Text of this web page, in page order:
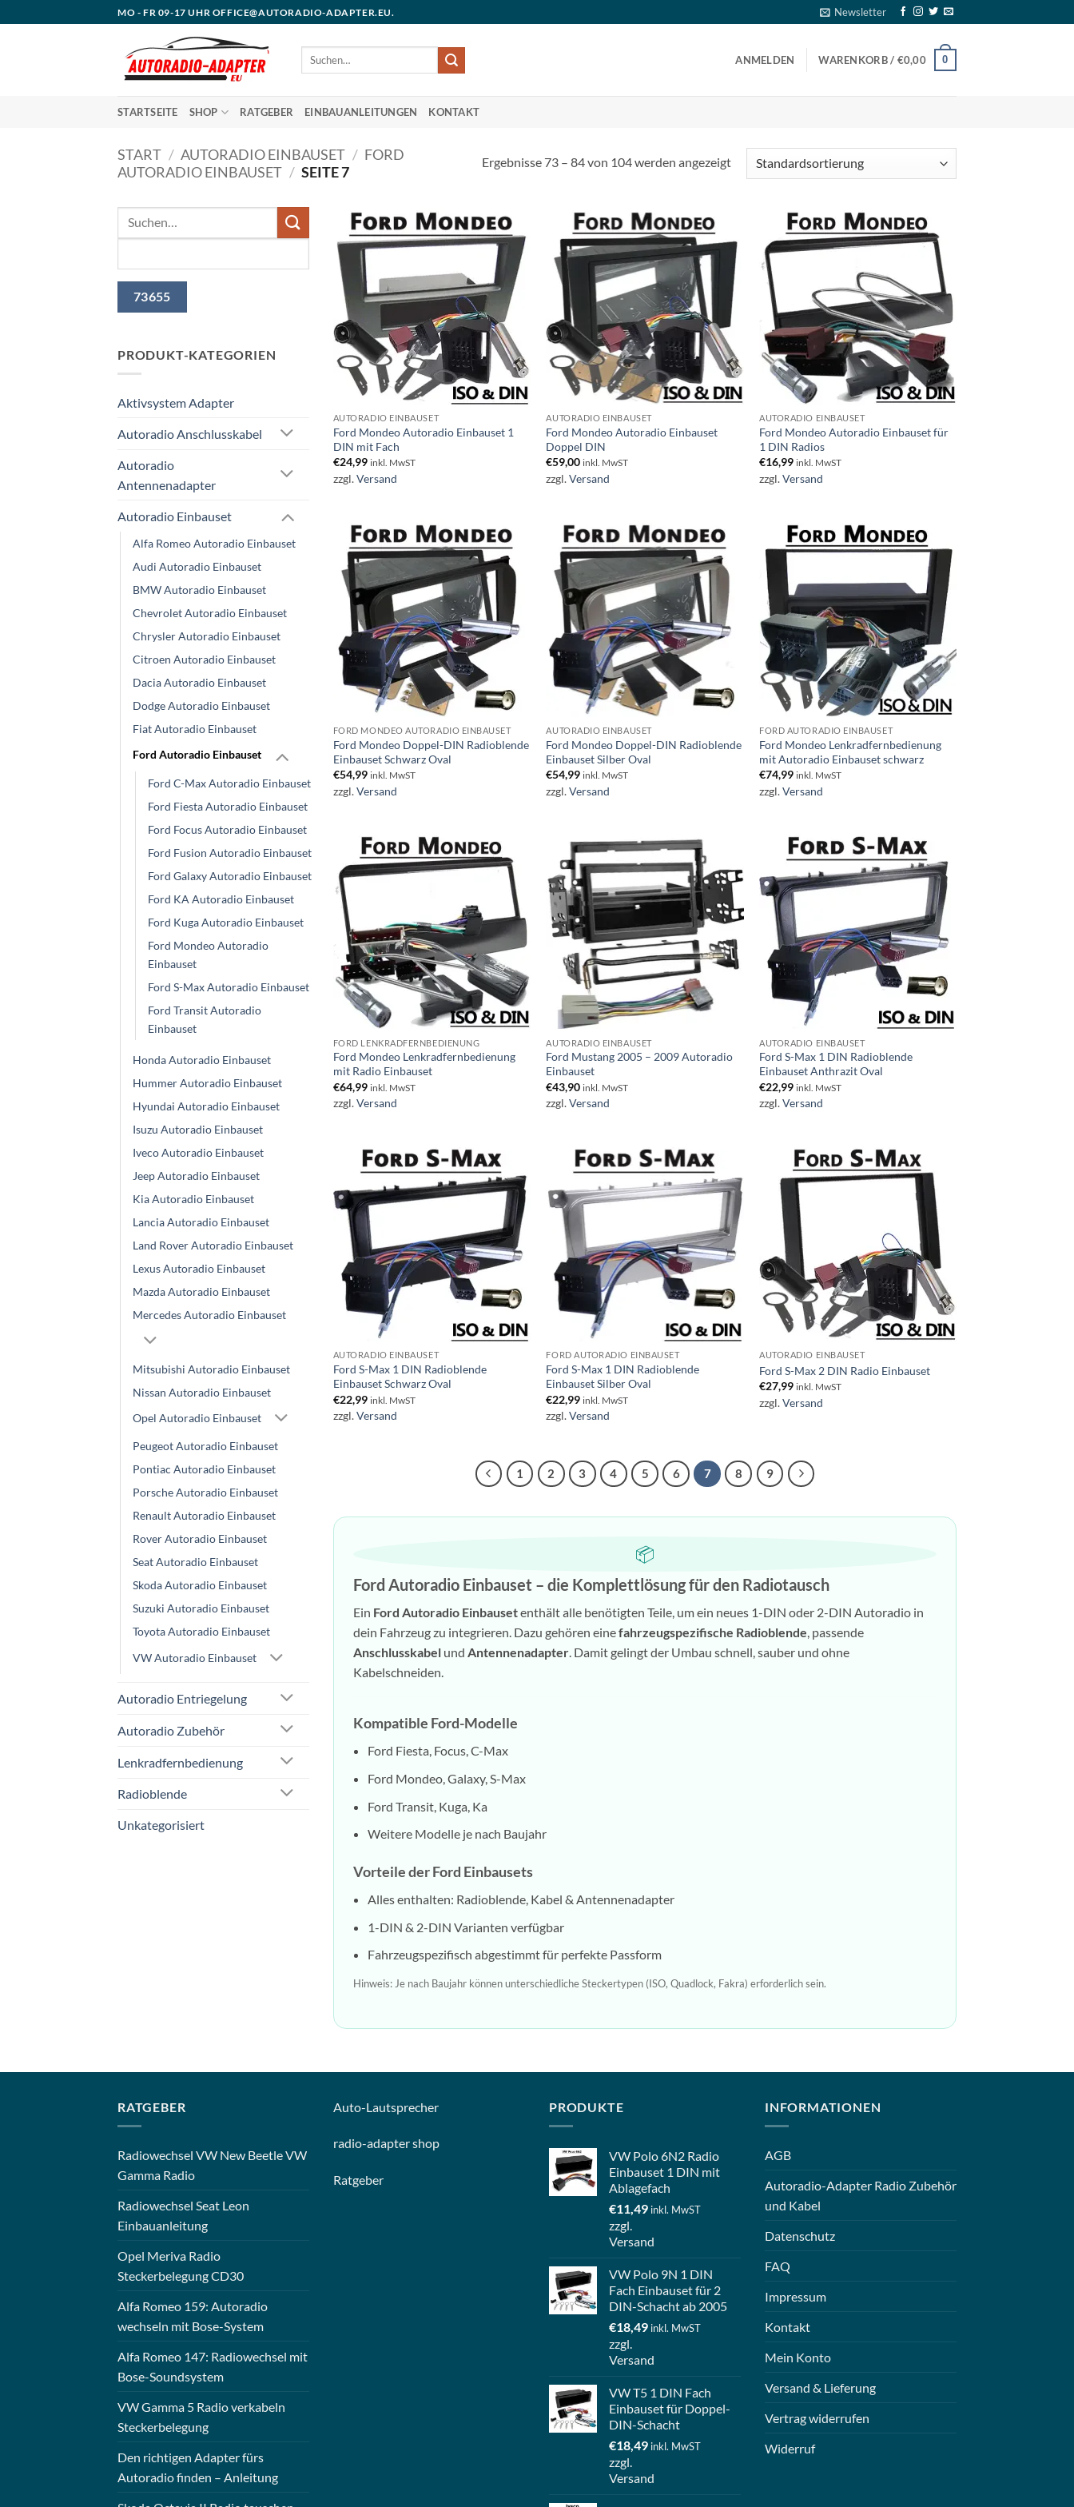
Inhalt
MO - FR 09-17 UHR OFFICE@AUTORADIO-ADAPTER.EU. Newsletter
Suchen
ANMELDEN WARENKORB / €0,00 0
STARTSEITE SHOP RATGEBER EINBAUANLEITUNGEN KONTAKT
START / AUTORADIO EINBAUSET / FORD
AUTORADIO EINBAUSET / SEITE 7
Ergebnisse 73 – 84 von 104 werden angezeigt
PRODUKT-KATEGORIEN
Aktivsystem Adapter
Autoradio Anschlusskabel
Autoradio
Antennenadapter
Autoradio Einbauset
Alfa Romeo Autoradio Einbauset
Audi Autoradio Einbauset
BMW Autoradio Einbauset
Chevrolet Autoradio Einbauset
Chrysler Autoradio Einbauset
Citroen Autoradio Einbauset
Dacia Autoradio Einbauset
Dodge Autoradio Einbauset
Fiat Autoradio Einbauset
Ford Autoradio Einbauset
Ford C-Max Autoradio Einbauset
Ford Fiesta Autoradio Einbauset
Ford Focus Autoradio Einbauset
Ford Fusion Autoradio Einbauset
Ford Galaxy Autoradio Einbauset
Ford KA Autoradio Einbauset
Ford Kuga Autoradio Einbauset
Ford Mondeo Autoradio
Einbauset
Ford S-Max Autoradio Einbauset
Ford Transit Autoradio
Einbauset
Honda Autoradio Einbauset
Hummer Autoradio Einbauset
Hyundai Autoradio Einbauset
Isuzu Autoradio Einbauset
Iveco Autoradio Einbauset
Jeep Autoradio Einbauset
Kia Autoradio Einbauset
Lancia Autoradio Einbauset
Land Rover Autoradio Einbauset
Lexus Autoradio Einbauset
Mazda Autoradio Einbauset
Mercedes Autoradio Einbauset
Mitsubishi Autoradio Einbauset
Nissan Autoradio Einbauset
Opel Autoradio Einbauset
Peugeot Autoradio Einbauset
Pontiac Autoradio Einbauset
Porsche Autoradio Einbauset
Renault Autoradio Einbauset
Rover Autoradio Einbauset
Seat Autoradio Einbauset
Skoda Autoradio Einbauset
Suzuki Autoradio Einbauset
Toyota Autoradio Einbauset
VW Autoradio Einbauset
Autoradio Entriegelung
Autoradio Zubehör
Lenkradfernbedienung
Radioblende
Unkategorisiert
AUTORADIO EINBAUSET
Ford Mondeo Autoradio Einbauset 1
DIN mit Fach
€24,99 inkl. MwST
zzgl.Versand
AUTORADIO EINBAUSET
Ford Mondeo Autoradio Einbauset
Doppel DIN
€59,00 inkl. MwST
zzgl.Versand
AUTORADIO EINBAUSET
Ford Mondeo Autoradio Einbauset für
1 DIN Radios
€16,99 inkl. MwST
zzgl.Versand
FORD MONDEO AUTORADIO EINBAUSET
Ford Mondeo Doppel-DIN Radioblende
Einbauset Schwarz Oval
€54,99 inkl. MwST
zzgl.Versand
AUTORADIO EINBAUSET
Ford Mondeo Doppel-DIN Radioblende
Einbauset Silber Oval
€54,99 inkl. MwST
zzgl.Versand
FORD AUTORADIO EINBAUSET
Ford Mondeo Lenkradfernbedienung
mit Autoradio Einbauset schwarz
€74,99 inkl. MwST
zzgl.Versand
FORD LENKRADFERNBEDIENUNG
Ford Mondeo Lenkradfernbedienung
mit Radio Einbauset
€64,99 inkl. MwST
zzgl.Versand
AUTORADIO EINBAUSET
Ford Mustang 2005 – 2009 Autoradio
Einbauset
€43,90 inkl. MwST
zzgl.Versand
AUTORADIO EINBAUSET
Ford S-Max 1 DIN Radioblende
Einbauset Anthrazit Oval
€22,99 inkl. MwST
zzgl.Versand
AUTORADIO EINBAUSET
Ford S-Max 1 DIN Radioblende
Einbauset Schwarz Oval
€22,99 inkl. MwST
zzgl.Versand
FORD AUTORADIO EINBAUSET
Ford S-Max 1 DIN Radioblende
Einbauset Silber Oval
€22,99 inkl. MwST
zzgl.Versand
AUTORADIO EINBAUSET
Ford S-Max 2 DIN Radio Einbauset
€27,99 inkl. MwST
zzgl.Versand
1 2 3 4 5 6 7 8 9
📦
Ford Autoradio Einbauset – die Komplettlösung für den Radiotausch
Ein Ford Autoradio Einbausetenthält alle benötigten Teile, um ein neues 1-DIN oder 2-DIN Autoradio in
dein Fahrzeug zu integrieren. Dazu gehören einefahrzeugspezifische Radioblende, passende
Anschlusskabel und Antennenadapter. Damit gelingt der Umbau schnell, sauber und ohne
Kabelschneiden.
Kompatible Ford-Modelle
Ford Fiesta, Focus, C-Max
Ford Mondeo, Galaxy, S-Max
Ford Transit, Kuga, Ka
Weitere Modelle je nach Baujahr
Vorteile der Ford Einbausets
Alles enthalten: Radioblende, Kabel & Antennenadapter
1-DIN & 2-DIN Varianten verfügbar
Fahrzeugspezifisch abgestimmt für perfekte Passform
Hinweis: Je nach Baujahr können unterschiedliche Steckertypen (ISO, Quadlock, Fakra) erforderlich sein.
RATGEBER
Radiowechsel VW New Beetle VW
Gamma Radio
Radiowechsel Seat Leon
Einbauanleitung
Opel Meriva Radio
Steckerbelegung CD30
Alfa Romeo 159: Autoradio
wechseln mit Bose-System
Alfa Romeo 147: Radiowechsel mit
Bose-Soundsystem
VW Gamma 5 Radio verkabeln
Steckerbelegung
Den richtigen Adapter fürs
Autoradio finden – Anleitung
Auto-Lautsprecher
radio-adapter shop
Ratgeber
PRODUKTE
VW Polo 6N2 Radio
Einbauset 1 DIN mit
Ablagefach
€11,49 inkl. MwST
zzgl.
Versand
VW Polo 9N 1 DIN
Fach Einbauset für 2
DIN-Schacht ab 2005
€18,49 inkl. MwST
zzgl.
Versand
VW T5 1 DIN Fach
Einbauset für Doppel-
DIN-Schacht
€18,49 inkl. MwST
zzgl.
Versand
INFORMATIONEN
AGB
Autoradio-Adapter Radio Zubehör
und Kabel
Datenschutz
FAQ
Impressum
Kontakt
Mein Konto
Versand & Lieferung
Vertrag widerrufen
Widerruf